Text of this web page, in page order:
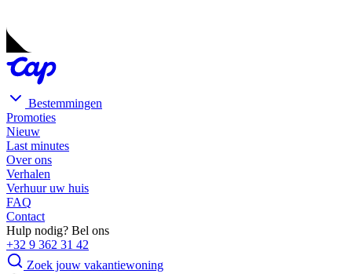
Bestemmingen
Promoties
Nieuw
Last minutes
Over ons
Verhalen
Verhuur uw huis
FAQ
Contact
Hulp nodig? Bel ons
+32 9 362 31 42
Zoek jouw vakantiewoning